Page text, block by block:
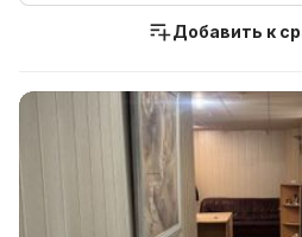
Добавить к